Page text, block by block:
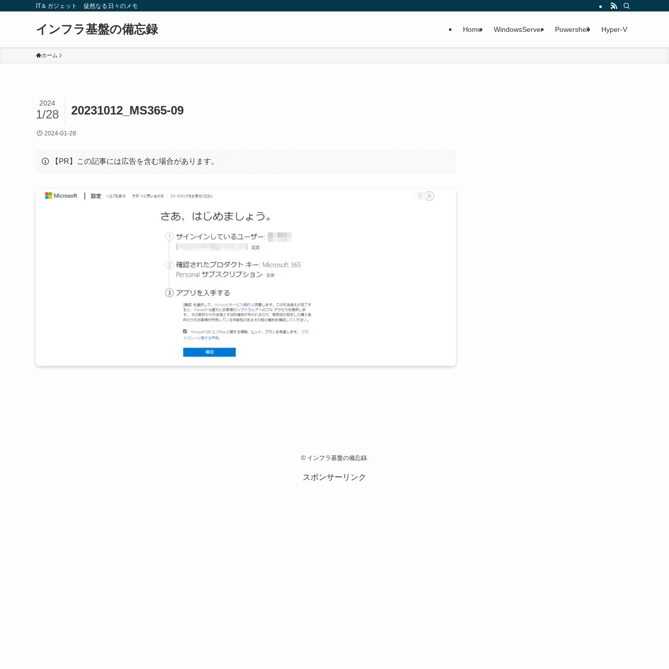
IT＆ガジェット 徒然なる日々のメモ
インフラ基盤の備忘録 Home WindowsServer Powershell Hyper-V
ホーム
20231012_MS365-09
2024
1/28
2024-01-28
【PR】この記事には広告を含む場合があります。
©インフラ基盤の備忘録.
スポンサーリンク